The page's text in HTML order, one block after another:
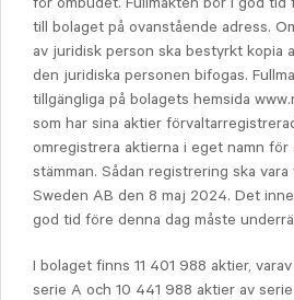
till bolaget på ovanstående adress.
av juridisk person ska bestyrkt kopia
den juridiska personen bifogas.
tillgängliga på bolagets hemsida
som har sina aktier
omregistrera aktierna i eget namn
stämman. Sådan registrering ska
Sweden AB den 8 maj 2024. Det
god tid före denna dag måste
I bolaget finns 11 401 988 aktier,
serie A och 10 441 988 aktier av